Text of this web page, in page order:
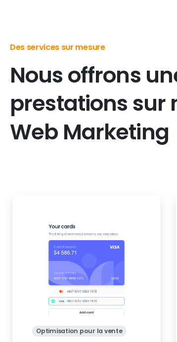
Des services sur mesure
Nous offrons
prestations sur
Web Marketing
Optimisation pour la vente